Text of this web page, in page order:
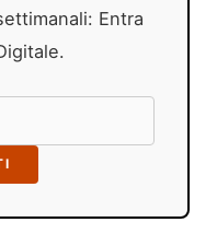
Entra